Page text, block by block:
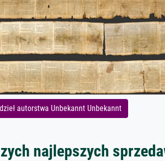
autorstwa Unbekannt Unbekannt
najlepszych